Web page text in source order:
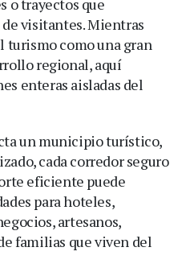
o trayectos que
visitantes. Mientras
turismo como una gran
regional, aquí
enteras aisladas del
un municipio turístico,
cada corredor seguro
eficiente puede
para hoteles,
artesanos,
familias que viven del